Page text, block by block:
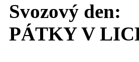
Svozový den:
PÁTKY V